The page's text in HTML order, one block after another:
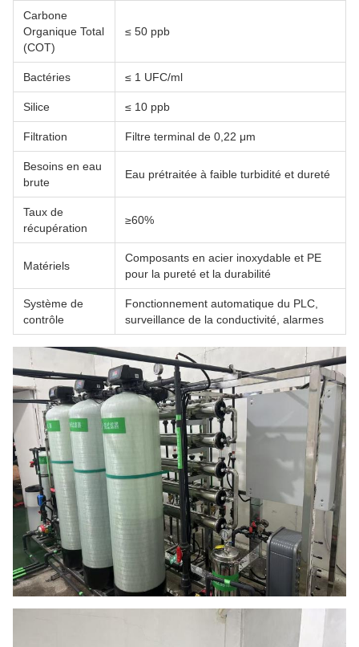
Carbone
Organique Total
(COT)
≤ 50 ppb
Bactéries ≤ 1 UFC/ml
Silice ≤ 10 ppb
Filtration Filtre terminal de 0,22 μm
Besoins en eau
brute
Eau prétraitée à faible turbidité et dureté
Taux de
récupération
≥60%
Matériels
Composants en acier inoxydable et PE
pour la pureté et la durabilité
Système de
contrôle
Fonctionnement automatique du PLC,
surveillance de la conductivité, alarmes